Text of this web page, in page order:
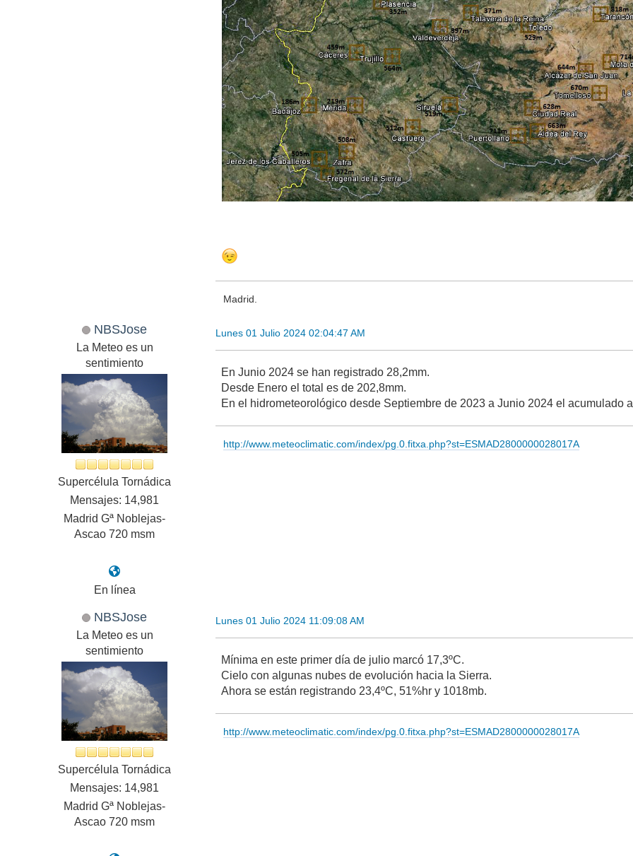
Madrid.
NBSJose
La Meteo es un
sentimiento
Supercélula Tornádica
Mensajes: 14,981
Madrid Gª Noblejas-
Ascao 720 msm
En línea
Lunes 01 Julio 2024 02:04:47 AM
En Junio 2024 se han registrado 28,2mm.
Desde Enero el total es de 202,8mm.
En el hidrometeorológico desde Septiembre de 2023 a Junio 2024 el acumulado
http://www.meteoclimatic.com/index/pg.0.fitxa.php?st=ESMAD2800000028017A
NBSJose
La Meteo es un
sentimiento
Supercélula Tornádica
Mensajes: 14,981
Madrid Gª Noblejas-
Ascao 720 msm
Lunes 01 Julio 2024 11:09:08 AM
Mínima en este primer día de julio marcó 17,3ºC.
Cielo con algunas nubes de evolución hacia la Sierra.
Ahora se están registrando 23,4ºC, 51%hr y 1018mb.
http://www.meteoclimatic.com/index/pg.0.fitxa.php?st=ESMAD2800000028017A